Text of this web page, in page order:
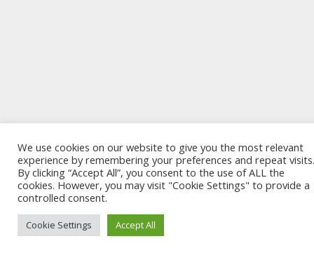
We use cookies on our website to give you the most relevant
experience by remembering your preferences and repeat visits.
By clicking “Accept All”, you consent to the use of ALL the
cookies. However, you may visit "Cookie Settings" to provide a
controlled consent.
Cookie Settings Accept All